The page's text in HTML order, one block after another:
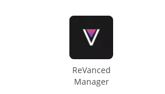
ReVanced
Manager